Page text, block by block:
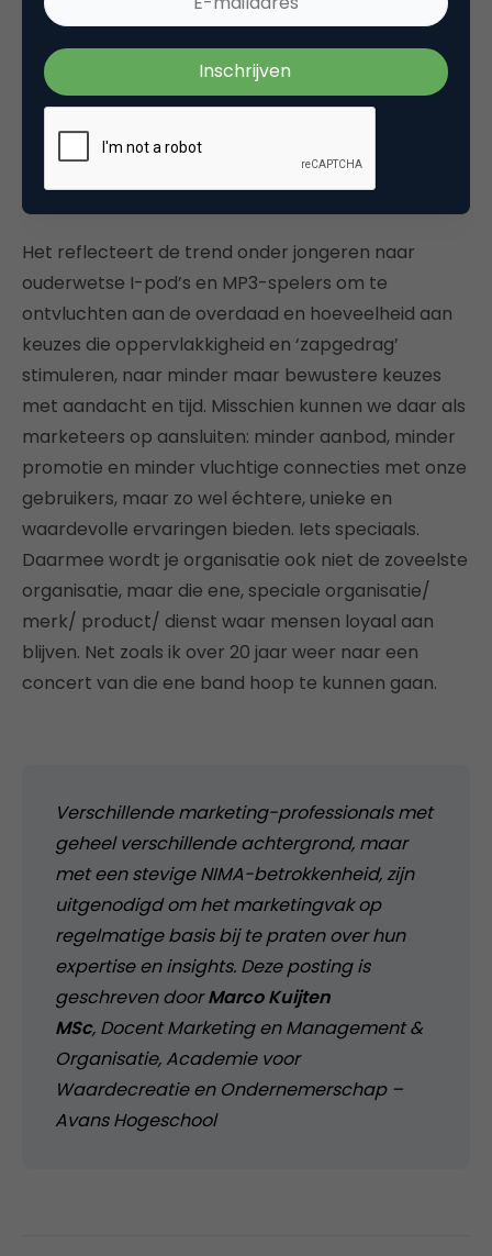
dat het iets unieks is – de vorige keer dat ik ze zag
was 20 jaar geleden. Je bent deelgenoot van iets.
Tevens is het een manier om producten en
diensten weer echt bijzonder te maken. In een tijd
waarin alles, altijd en in overvloed beschikbaar is,
maaktostensiable demarketing producten en
Het reflecteert de trend onder jongeren naar
ouderwetse I-pod’s en MP3-spelers om te
ontvluchten aan de overdaad en hoeveelheid aan
keuzes die oppervlakkigheid en ‘zapgedrag’
stimuleren, naar minder maar bewustere keuzes
met aandacht en tijd. Misschien kunnen we daar als
marketeers op aansluiten: minder aanbod, minder
promotie en minder vluchtige connecties met onze
gebruikers, maar zo wel échtere, unieke en
waardevolle ervaringen bieden. Iets speciaals.
Daarmee wordt je organisatie ook niet de zoveelste
organisatie, maar die ene, speciale organisatie/
merk/ product/ dienst waar mensen loyaal aan
blijven. Net zoals ik over 20 jaar weer naar een
concert van die ene band hoop te kunnen gaan.
Verschillende marketing-professionals met
geheel verschillende achtergrond, maar
met een stevige NIMA-betrokkenheid, zijn
uitgenodigd om het marketingvak op
regelmatige basis bij te praten over hun
expertise en insights. Deze posting is
geschreven doorMarco Kuijten
MSc, Docent Marketing en Management &
Organisatie, Academie voor
Waardecreatie en Ondernemerschap –
Avans Hogeschool